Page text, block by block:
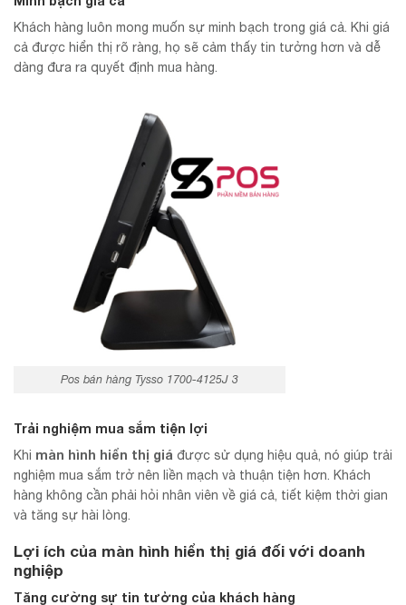
Khách hàng luôn mong muốn sự minh bạch trong giá cả. Khi giá
cả được hiển thị rõ ràng, họ sẽ cảm thấy tin tưởng hơn và dễ
dàng đưa ra quyết định mua hàng.
Pos bán hàng Tysso 1700-4125J 3
Trải nghiệm mua sắm tiện lợi
Khi màn hình hiển thị giá được sử dụng hiệu quả, nó giúp trải
nghiệm mua sắm trở nên liền mạch và thuận tiện hơn. Khách
hàng không cần phải hỏi nhân viên về giá cả, tiết kiệm thời gian
và tăng sự hài lòng.
Lợi ích của màn hình hiển thị giá đối với doanh
nghiệp
Tăng cường sự tin tưởng của khách hàng